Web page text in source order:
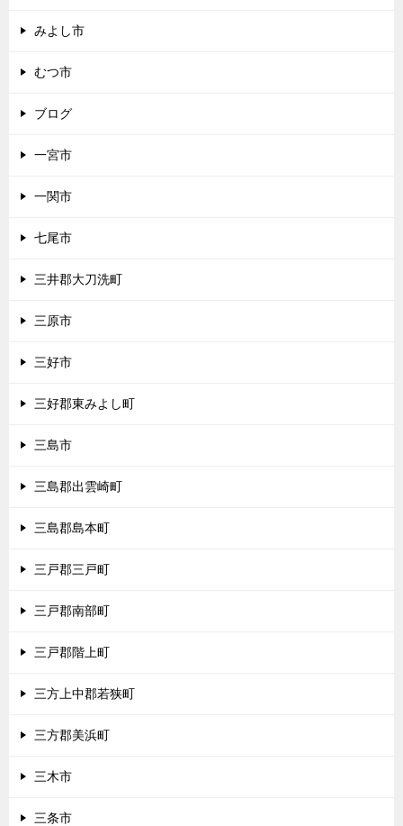
みよし市
むつ市
ブログ
一宮市
一関市
七尾市
三井郡大刀洗町
三原市
三好市
三好郡東みよし町
三島市
三島郡出雲崎町
三島郡島本町
三戸郡三戸町
三戸郡南部町
三戸郡階上町
三方上中郡若狭町
三方郡美浜町
三木市
三条市